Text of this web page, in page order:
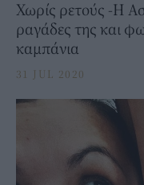
Χωρίς ρετούς -Η
ραγάδες της και
καμπάνια
31 JUL 2020